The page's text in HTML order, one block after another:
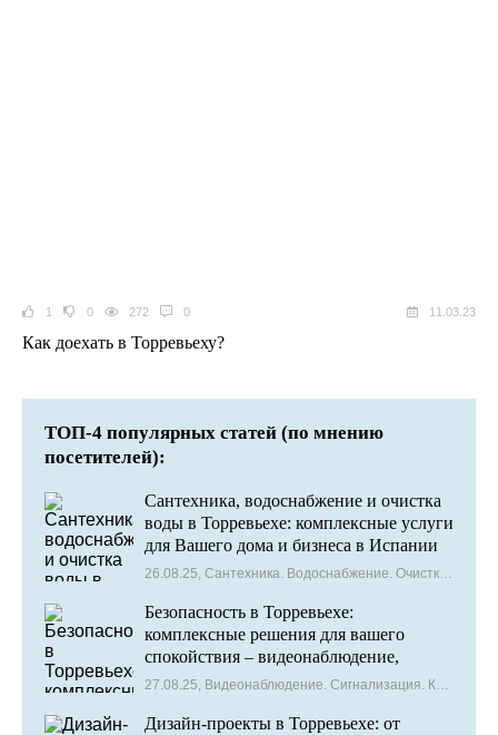
1 0 272 0 11.03.23
Как доехать в Торревьеху?
ТОП-4 популярных статей (по мнению
посетителей):
Сантехника, водоснабжение и очистка
воды в Торревьехе: комплексные услуги
для Вашего дома и бизнеса в Испании
26.08.25, Сантехника. Водоснабжение. Очистка воды
Безопасность в Торревьехе:
комплексные решения для вашего
спокойствия – видеонаблюдение,
сигнализация и контроль доступа
27.08.25, Видеонаблюдение. Сигнализация. Контроль доступа
Дизайн-проекты в Торревьехе: от